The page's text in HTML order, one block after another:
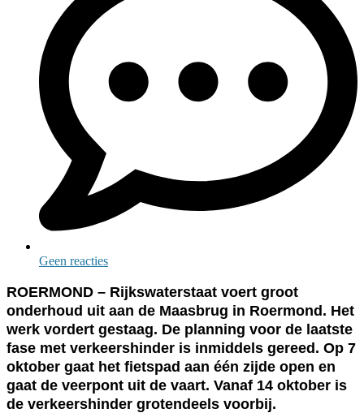
Geen reacties
ROERMOND – Rijkswaterstaat voert groot
onderhoud uit aan de Maasbrug in Roermond. Het
werk vordert gestaag. De planning voor de laatste
fase met verkeershinder is inmiddels gereed. Op 7
oktober gaat het fietspad aan één zijde open en
gaat de veerpont uit de vaart. Vanaf 14 oktober is
de verkeershinder grotendeels voorbij.